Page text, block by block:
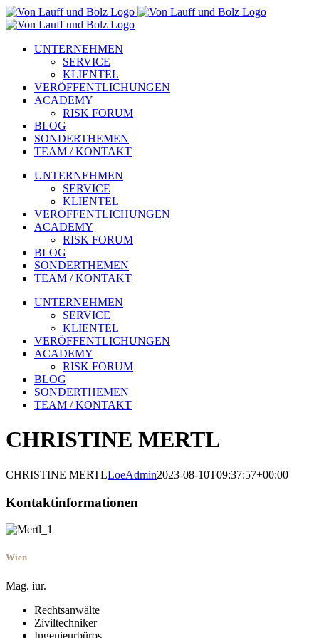
Zum
Inhalt
UNTERNEHMEN
SERVICE
KLIENTEL
VERÖFFENTLICHUNGEN
ACADEMY
RISK FORUM
BLOG
SONDERTHEMEN
TEAM / KONTAKT
UNTERNEHMEN
SERVICE
KLIENTEL
VERÖFFENTLICHUNGEN
ACADEMY
RISK FORUM
BLOG
SONDERTHEMEN
TEAM / KONTAKT
UNTERNEHMEN
SERVICE
KLIENTEL
VERÖFFENTLICHUNGEN
ACADEMY
RISK FORUM
BLOG
SONDERTHEMEN
TEAM / KONTAKT
CHRISTINE MERTL
CHRISTINE MERTLLoeAdmin2023-08-10T09:37:57+00:00
Kontaktinformationen
Wien
Mag. iur.
Rechtsanwälte
Ziviltechniker
Ingenieurbüros